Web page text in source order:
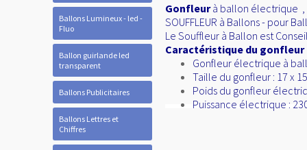
Ballons Lumineux - led -
Fluo
Ballon guirlande led
transparent
Ballons Publicitaires
Ballons Lettres et
Chiffres
Gonfleurà ballon électrique ,
SOUFFLEUR à Ballons - pour
Le Souffleur à Ballon est
Caractéristique du
Gonfleur électrique à
Taille du gonfleur : 17 x
Poids du gonfleur
Puissance électrique :